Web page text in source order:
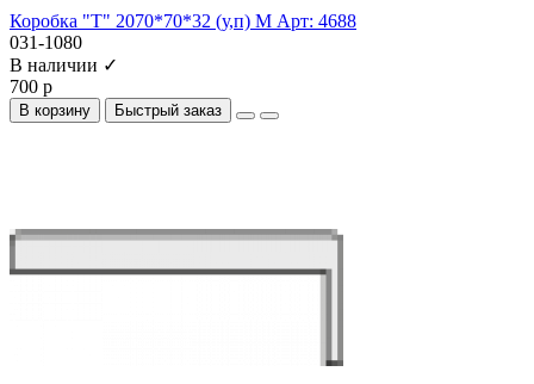
Коробка "Т" 2070*70*32 (у,п) М Арт: 4688
031-1080
В наличии ✓
700 р
В корзину Быстрый заказ